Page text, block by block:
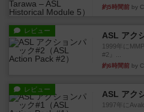
約5時間前 by
レビュー ASL アク
1999年に
#2』...
約6時間前 by
レビュー ASL アク
1997年に